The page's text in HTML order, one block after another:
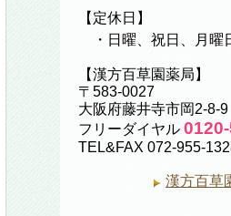
【定休日】
・日曜、祝日、月曜
【漢方百草園薬局】
〒583-0027
大阪府藤井寺市岡2-8-9
フリーダイヤル
TEL&FAX 072-955-
漢方百草